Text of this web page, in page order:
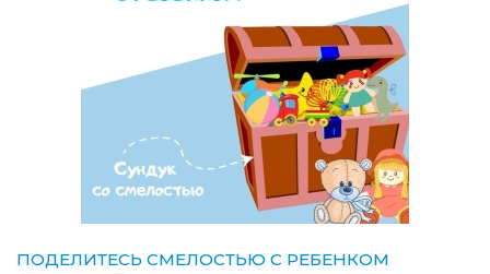
ПОДЕЛИТЕСЬ СМЕЛОСТЬЮ С РЕБЕНКОМ